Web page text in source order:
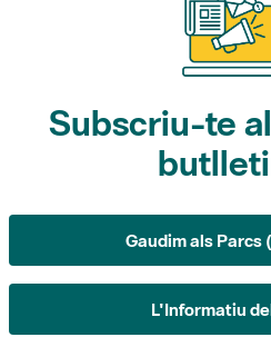
Subscriu-te
Gaudim als
L'Informatiu